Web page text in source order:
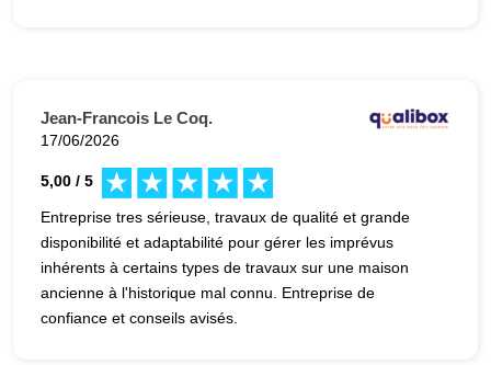
Jean-Francois Le Coq.
17/06/2026
5,00 / 5
Entreprise tres sérieuse, travaux de qualité et grande
disponibilité et adaptabilité pour gérer les imprévus
inhérents à certains types de travaux sur une maison
ancienne à l'historique mal connu. Entreprise de
confiance et conseils avisés.